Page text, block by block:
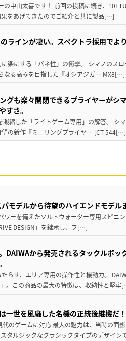
中山太喜です！ 前回の投稿に続き、
をあげてきたのでご紹介と共に製品[…]
ラインが凄い。スペクトラ採用でよ
楽にする「バネ性」の衝撃。 シマノのスロ
なる高みを目指した『オシアジガー MX8[…]
グも楽々開閉できるプライヤーがシ
すさ。
縮した「ライトゲーム専用」の解答。 シ
の新作『ミニリングプライヤー [CT-544[…]
モデルから待望のハイエンドモデル
ワーを備えたソルトウォーター専用スピニ
DESIGN」を継承し、フ[…]
DAIWAから発売されるタックルボッ
らす、エリア専用の操作性と機動力。
。この商品の最大の特徴は、収納性と堅牢
一世を風靡した名機の正統後継機だ！
のゲームに対応 最大の魅力は、当時の面影
タルジックなクラシックタイプのデザイン